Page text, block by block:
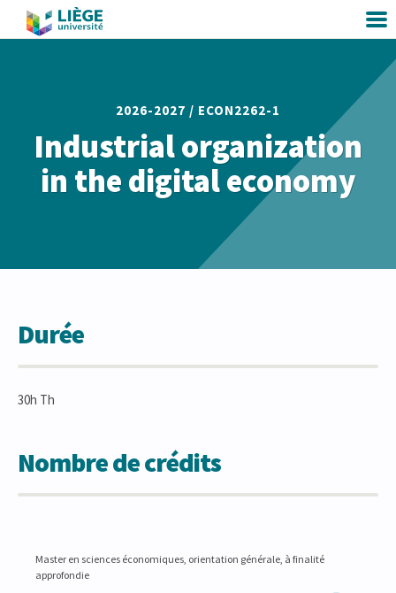
2026-2027 / ECON2262-1
Industrial organization
in the digital economy
Durée
30h Th
Nombre de crédits
Master en sciences économiques, orientation générale, à finalité
approfondie